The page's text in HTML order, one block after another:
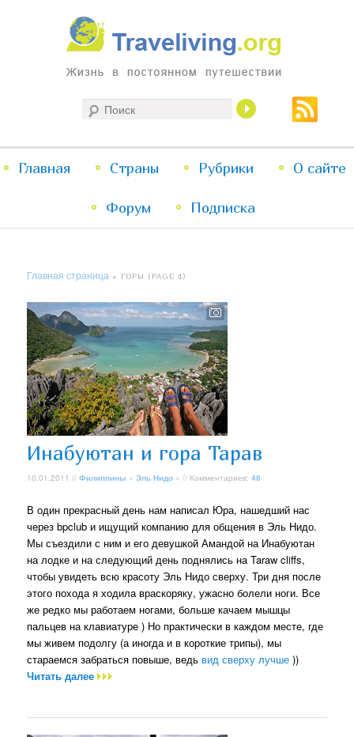
Traveliving
Жизнь в постоянном путешествии
меню
Перейти
к
Перейти
к
Главная Страны Рубрики О сайте
Форум Подписка
Главная страница » ГОРЫ (PAGE 4)
Инабуютан и гора Тарав
10.01.2011 //Филиппины »Эль Нидо » // Комментариев:48
В один прекрасный день нам написал Юра, нашедший нас
через bpclub и ищущий компанию для общения в Эль Нидо.
Мы съездили с ним и его девушкой Амандой на Инабуютан
на лодке и на следующий день поднялись на Taraw cliffs,
чтобы увидеть всю красоту Эль Нидо сверху. Три дня после
этого похода я ходила враскоряку, ужасно болели ноги. Все
же редко мы работаем ногами, больше качаем мышцы
пальцев на клавиатуре ) Но практически в каждом месте, где
мы живем подолгу (а иногда и в короткие трипы), мы
стараемся забраться повыше, ведь вид сверху лучше ))
Читать далее